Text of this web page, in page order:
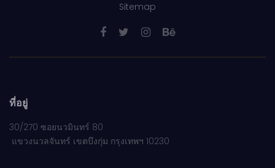
Sitemap
ที่อยู่
30/270 ซอยนวมินทร์ 80
แขวงนวลจันทร์ เขตบึงกุ่ม กรุงเทพฯ 10230